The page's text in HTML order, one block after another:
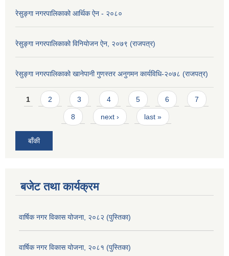
रेसुङ्गा नगरपालिकाको आर्थिक ऐन - २०८०
रेसुङ्गा नगरपालिकाको विनियोजन ऐन, २०७९ (राजपत्र)
रेसुङ्गा नगरपालिकाको खानेपानी गुणस्तर अनुगमन कार्यविधि-२०७८ (राजपत्र)
Pages
1 2 3 4 5 6 7
8 next › last »
बाँकी
बजेट तथा कार्यक्रम
वार्षिक नगर विकास योजना, २०८२ (पुस्तिका)
वार्षिक नगर विकास योजना, २०८१ (पुस्तिका)